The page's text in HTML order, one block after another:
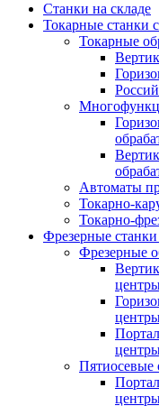
Станки на складе
Токарные станки
Токарные
Автоматы
Токарно-
Токарно-
Фрезерные
Фрезерные
Пятиосевые